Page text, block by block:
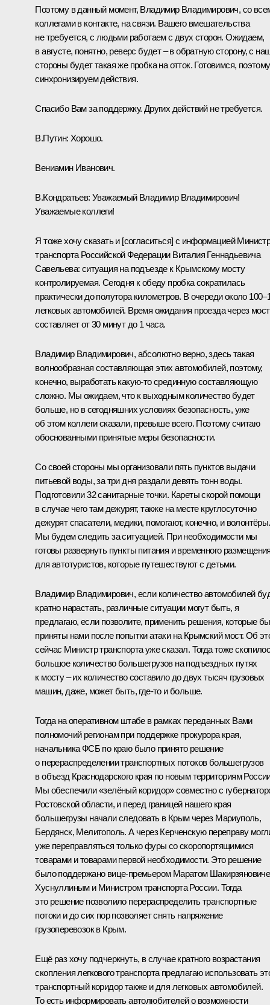
Поэтому в данный момент, Владимир Владимирович, со
коллегами в контакте, на связи. Вашего вмешательства
не требуется, с людьми работаем с двух сторон. Ожидаем,
в августе, понятно, реверс будет – в обратную сторону, с
стороны будет такая же пробка на отток. Готовимся, поэтому
синхронизируем действия.
Спасибо Вам за поддержку. Других действий не требуется.
В.Путин: Хорошо.
Вениамин Иванович.
В.Кондратьев:Уважаемый Владимир Владимирович!
Уважаемые коллеги!
Я тоже хочу сказать и [согласиться] с информацией
транспорта Российской Федерации Виталия Геннадьевича
Савельева: ситуация на подъезде к Крымскому мосту
контролируемая. Сегодня к обеду пробка сократилась
практически до полутора километров. В очереди около
легковых автомобилей. Время ожидания проезда через мост
составляет от 30 минут до 1 часа.
Владимир Владимирович, абсолютно верно, здесь такая
волнообразная составляющая этих автомобилей, поэтому,
конечно, выработать какую-то срединную составляющую
сложно. Мы ожидаем, что к выходным количество будет
больше, но в сегодняшних условиях безопасность, уже
об этом коллеги сказали, превыше всего. Поэтому считаю
обоснованными принятые меры безопасности.
Со своей стороны мы организовали пять пунктов выдачи
питьевой воды, за три дня раздали девять тонн воды.
Подготовили 32 санитарные точки. Кареты скорой помощи
в случае чего там дежурят, также на месте круглосуточно
дежурят спасатели, медики, помогают, конечно, и волонтёры.
Мы будем следить за ситуацией. При необходимости мы
готовы развернуть пункты питания и временного
для автотуристов, которые путешествуют с детьми.
Владимир Владимирович, если количество автомобилей
кратно нарастать, различные ситуации могут быть, я
предлагаю, если позволите, применить решения, которые
приняты нами после попытки атаки на Крымский мост. Об
сейчас Министр транспорта уже сказал. Тогда тоже
большое количество большегрузов на подъездных путях
к мосту – их количество составило до двух тысяч грузовых
машин, даже, может быть, где-то и больше.
Тогда на оперативном штабе в рамках переданных Вами
полномочий регионам при поддержке прокурора края,
начальника ФСБ по краю было принято решение
о перераспределении транспортных потоков большегрузов
в объезд Краснодарского края по новым территориям
Мы обеспечили «зелёный коридор» совместно с
Ростовской области, и перед границей нашего края
большегрузы начали следовать в Крым через Мариуполь,
Бердянск, Мелитополь. А через Керченскую переправу
уже переправляться только фуры со скоропортящимися
товарами и товарами первой необходимости. Это решение
было поддержано вице-премьером Маратом
Хуснуллиным и Министром транспорта России. Тогда
это решение позволило перераспределить транспортные
потоки и до сих пор позволяет снять напряжение
грузоперевозок в Крым.
Ещё раз хочу подчеркнуть, в случае кратного возрастания
скопления легкового транспорта предлагаю использовать
транспортный коридор также и для легковых автомобилей.
То есть информировать автолюбителей о возможности